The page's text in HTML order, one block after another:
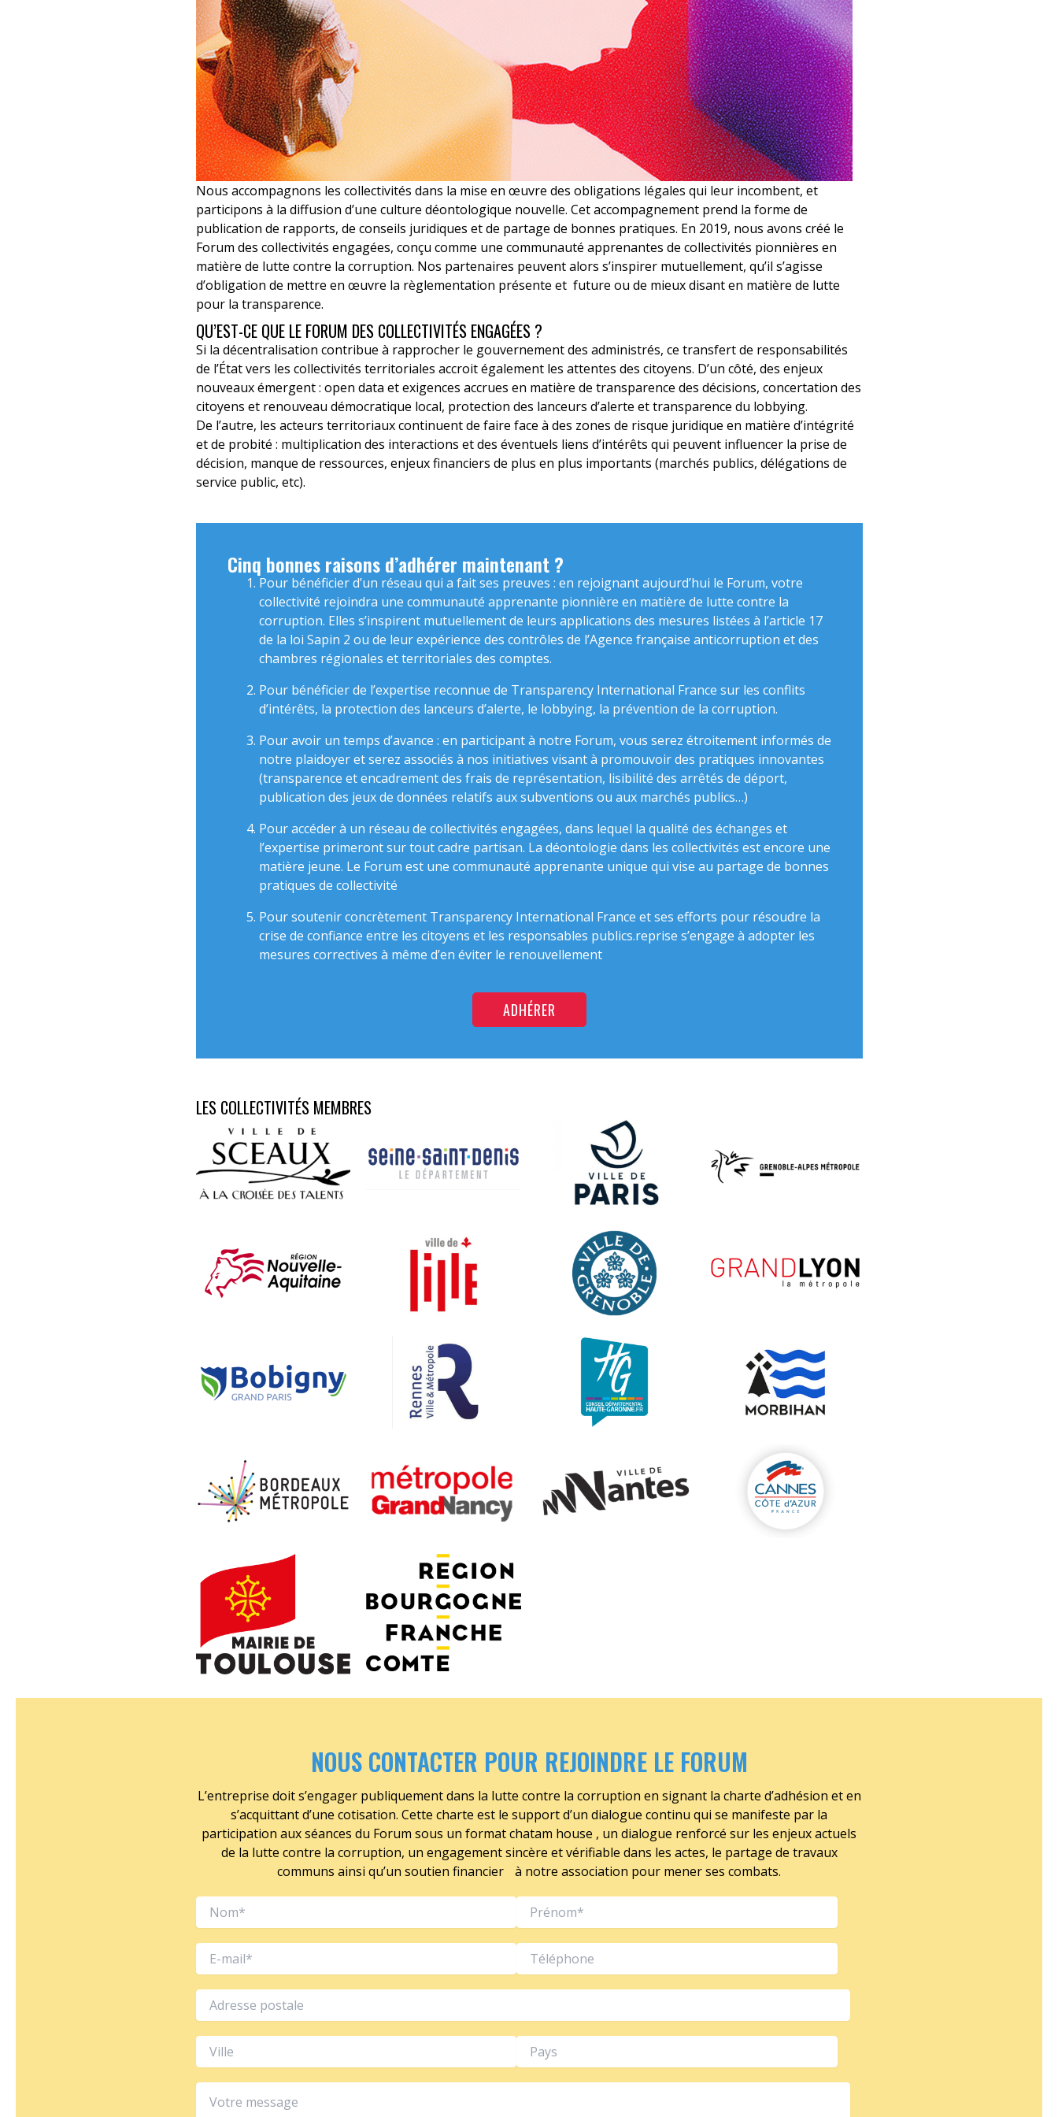
Nous accompagnons les collectivités dans la mise en œuvre des obligations légales qui leur incombent, et
participons à la diffusion d’une culture déontologique nouvelle. Cet accompagnement prend la forme de
publication de rapports, de conseils juridiques et de partage de bonnes pratiques. En 2019, nous avons créé le
Forum des collectivités engagées, conçu comme une communauté apprenantes de collectivités pionnières en
matière de lutte contre la corruption. Nos partenaires peuvent alors s’inspirer mutuellement, qu’il s’agisse
d’obligation de mettre en œuvre la règlementation présente et future ou de mieux disant en matière de lutte
pour la transparence.
QU’EST-CE QUE LE FORUM DES COLLECTIVITÉS ENGAGÉES ?
Si la décentralisation contribue à rapprocher le gouvernement des administrés, ce transfert de responsabilités
de l’État vers les collectivités territoriales accroit également les attentes des citoyens. D’un côté, des enjeux
nouveaux émergent : open data et exigences accrues en matière de transparence des décisions, concertation des
citoyens et renouveau démocratique local, protection des lanceurs d’alerte et transparence du lobbying.
De l’autre, les acteurs territoriaux continuent de faire face à des zones de risque juridique en matière d’intégrité
et de probité : multiplication des interactions et des éventuels liens d’intérêts qui peuvent influencer la prise de
décision, manque de ressources, enjeux financiers de plus en plus importants (marchés publics, délégations de
service public, etc).
Cinq bonnes raisons d’adhérer maintenant ?
Pour bénéficier d’un réseau qui a fait ses preuves : en rejoignant aujourd’hui le Forum, votre
collectivité rejoindra une communauté apprenante pionnière en matière de lutte contre la
corruption. Elles s’inspirent mutuellement de leurs applications des mesures listées à l’article 17
de la loi Sapin 2 ou de leur expérience des contrôles de l’Agence française anticorruption et des
chambres régionales et territoriales des comptes.
Pour bénéficier de l’expertise reconnue de Transparency International France sur les conflits
d’intérêts, la protection des lanceurs d’alerte, le lobbying, la prévention de la corruption.
Pour avoir un temps d’avance : en participant à notre Forum, vous serez étroitement informés de
notre plaidoyer et serez associés à nos initiatives visant à promouvoir des pratiques innovantes
(transparence et encadrement des frais de représentation, lisibilité des arrêtés de déport,
publication des jeux de données relatifs aux subventions ou aux marchés publics…)
Pour accéder à un réseau de collectivités engagées, dans lequel la qualité des échanges et
l’expertise primeront sur tout cadre partisan. La déontologie dans les collectivités est encore une
matière jeune. Le Forum est une communauté apprenante unique qui vise au partage de bonnes
pratiques de collectivité
Pour soutenir concrètement Transparency International France et ses efforts pour résoudre la
crise de confiance entre les citoyens et les responsables publics.reprise s’engage à adopter les
mesures correctives à même d’en éviter le renouvellement
ADHÉRER
LES COLLECTIVITÉS MEMBRES
Aucune légende Aucune légende Aucune légende Aucune légende
Aucune légende Aucune légende Aucune légende Aucune légende
Aucune légende Aucune légende Aucune légende Aucune légende
Aucune légende Aucune légende Aucune légende Aucune légende
Aucune légende Aucune légende
NOUS CONTACTER POUR REJOINDRE LE FORUM
L’entreprise doit s’engager publiquement dans la lutte contre la corruption en signant la charte d’adhésion et en
s’acquittant d’une cotisation. Cette charte est le support d’un dialogue continu qui se manifeste par la
participation aux séances du Forum sous un format chatam house , un dialogue renforcé sur les enjeux actuels
de la lutte contre la corruption, un engagement sincère et vérifiable dans les actes, le partage de travaux
communs ainsi qu’un soutien financier à notre association pour mener ses combats.